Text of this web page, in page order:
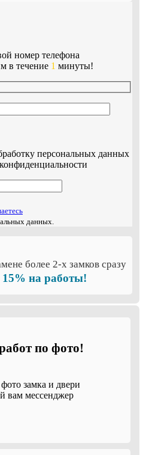
номер телефона
в течение 1 минуты!
персональных данных
данных.
более 2-х замков сразу
на работы!
по фото!
замка и двери
вам мессенджер